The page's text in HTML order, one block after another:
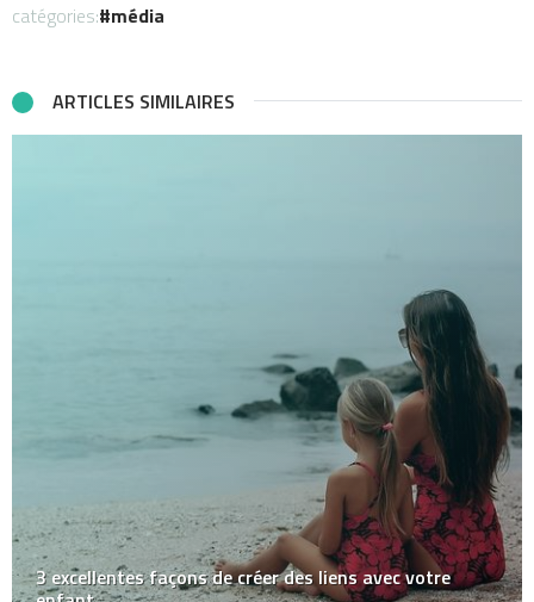
catégories: média
ARTICLES SIMILAIRES
3 excellentes façons de créer des liens avec votre